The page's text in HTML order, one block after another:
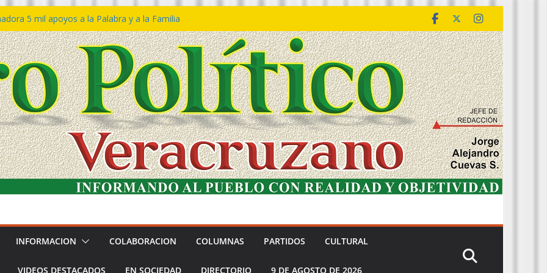
5 mil apoyos a la Palabra y a la Familia
Declaraciones de Procedencia en contra
𝙂𝙤𝙗𝙞𝙚𝙧𝙣𝙤 𝙙𝙚𝙡 𝙀𝙨𝙩𝙖𝙙𝙤 𝙖 𝙙𝙞𝙨𝙛𝙧𝙪𝙩𝙖𝙧
𝙙𝙚𝙡 𝙈𝙖𝙧 𝙚𝙣 𝘾𝙤𝙖𝙩𝙯𝙖𝙘𝙤𝙖𝙡𝙘𝙤𝙨
de policías con vocación de servicio y
SSP
Bravo rechaza acusaciones y asegura que
solicitud de desafuero
INFORMACION COLABORACION COLUMNAS PARTIDOS CULTURAL
VIDEOS DESTACADOS EN SOCIEDAD DIRECTORIO 9 DE AGOSTO DE 2026